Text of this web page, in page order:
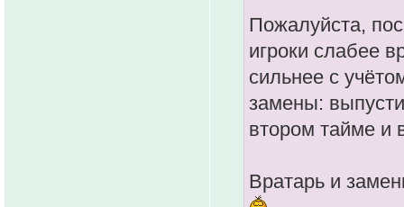
Пожалуйста,
игроки слабее
сильнее с
замены:
втором тайме и
Вратарь и